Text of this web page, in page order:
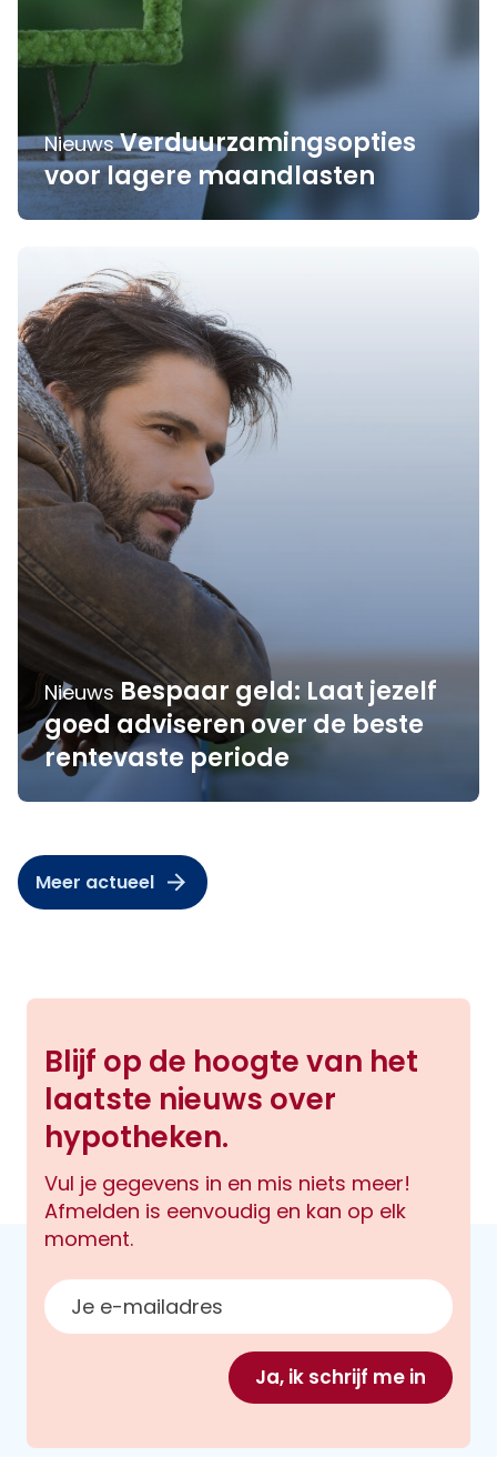
Nieuws Verduurzamingsopties
voor lagere maandlasten
Nieuws Bespaar geld: Laat jezelf
goed adviseren over de beste
rentevaste periode
Meer actueel
Blijf op de hoogte van het
laatste nieuws over
hypotheken.
Vul je gegevens in en mis niets meer!
Afmelden is eenvoudig en kan op elk
moment.
E-mailadres
Ja, ik schrijf me in